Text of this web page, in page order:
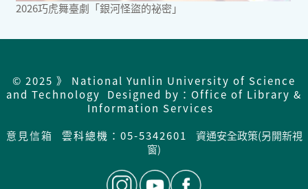
2026巧虎舞臺劇「銀河怪盜的祕密」
© 2025 》 National Yunlin University of Science
and Technology Designed by：Office of Library &
Information Services
意見信箱
雲科總機：05-5342601
資通安全政策(另開新視
窗)